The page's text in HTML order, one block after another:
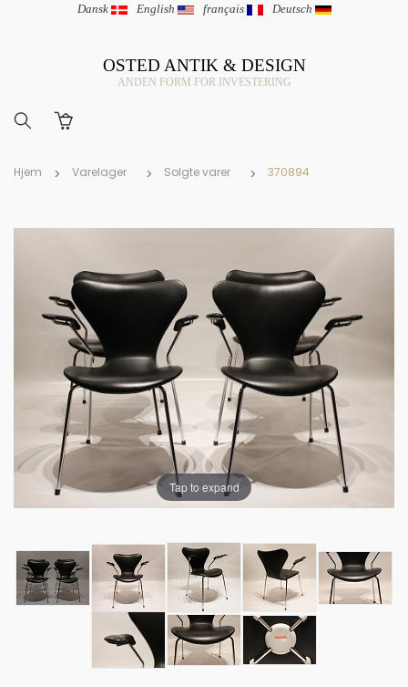
Dansk | English | français | Deutsch
OSTED ANTIK & DESIGN
ANDEN FORM FOR INVESTERING
Hjem Varelager Solgte varer 370894
Tap to expand